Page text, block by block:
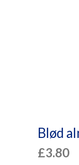
Blød
£3.80